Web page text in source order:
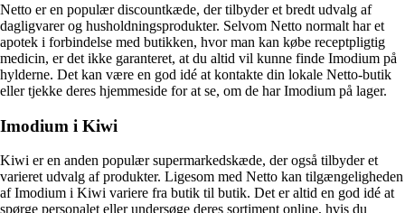
Netto er en populær discountkæde, der tilbyder et bredt udvalg af
dagligvarer og husholdningsprodukter. Selvom Netto normalt har et
apotek i forbindelse med butikken, hvor man kan købe receptpligtig
medicin, er det ikke garanteret, at du altid vil kunne finde Imodium på
hylderne. Det kan være en god idé at kontakte din lokale Netto-butik
eller tjekke deres hjemmeside for at se, om de har Imodium på lager.
Imodium i Kiwi
Kiwi er en anden populær supermarkedskæde, der også tilbyder et
varieret udvalg af produkter. Ligesom med Netto kan tilgængeligheden
af Imodium i Kiwi variere fra butik til butik. Det er altid en god idé at
spørge personalet eller undersøge deres sortiment online, hvis du